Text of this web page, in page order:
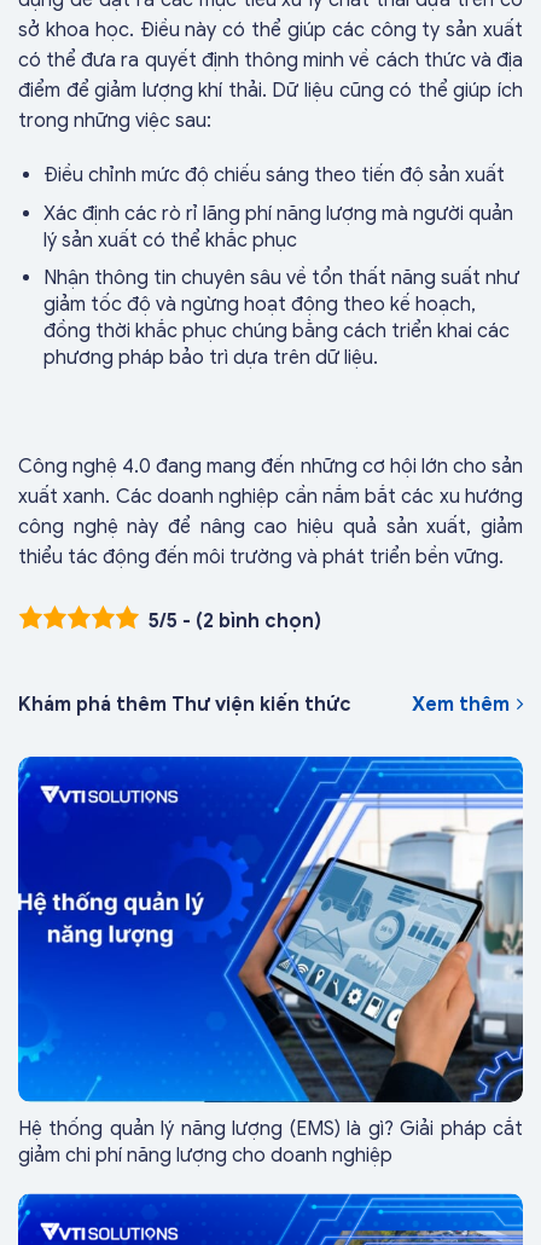
sở khoa học. Điều này có thể giúp các công ty sản xuất
có thể đưa ra quyết định thông minh về cách thức và địa
điểm để giảm lượng khí thải. Dữ liệu cũng có thể giúp ích
trong những việc sau:
Điều chỉnh mức độ chiếu sáng theo tiến độ sản xuất
Xác định các rò rỉ lãng phí năng lượng mà người quản
lý sản xuất có thể khắc phục
Nhận thông tin chuyên sâu về tổn thất năng suất như
giảm tốc độ và ngừng hoạt động theo kế hoạch,
đồng thời khắc phục chúng bằng cách triển khai các
phương pháp bảo trì dựa trên dữ liệu.
Công nghệ 4.0 đang mang đến những cơ hội lớn cho sản
xuất xanh. Các doanh nghiệp cần nắm bắt các xu hướng
công nghệ này để nâng cao hiệu quả sản xuất, giảm
thiểu tác động đến môi trường và phát triển bền vững.
5/5 - (2 bình chọn)
Khám phá thêm Thư viện kiến thức Xem thêm
Hệ thống quản lý năng lượng (EMS) là gì? Giải pháp cắt
giảm chi phí năng lượng cho doanh nghiệp